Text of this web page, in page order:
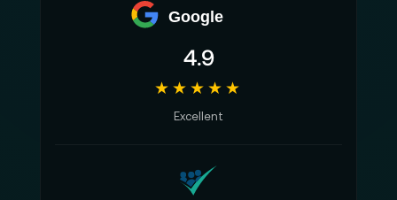
Google
4.9
★★★★★
Excellent